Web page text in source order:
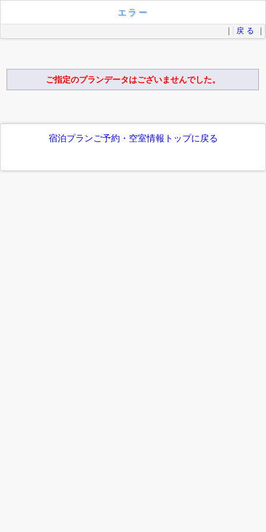
エラー
｜ 戻 る ｜
ご指定のプランデータはございませんでした。
宿泊プランご予約・空室情報トップに戻る